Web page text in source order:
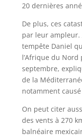
20 dernières
De plus, ces
par leur ampleur.
tempête Daniel
l’Afrique du
septembre,
de la
notamment
On peut citer
des vents à 270
balnéaire